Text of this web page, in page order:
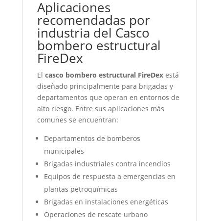
Aplicaciones
recomendadas por
industria del Casco
bombero estructural
FireDex
El casco bombero estructural FireDexestá
diseñado principalmente para brigadas y
departamentos que operan en entornos de
alto riesgo. Entre sus aplicaciones más
comunes se encuentran:
Departamentos de bomberos
municipales
Brigadas industriales contra incendios
Equipos de respuesta a emergencias en
plantas petroquímicas
Brigadas en instalaciones energéticas
Operaciones de rescate urbano